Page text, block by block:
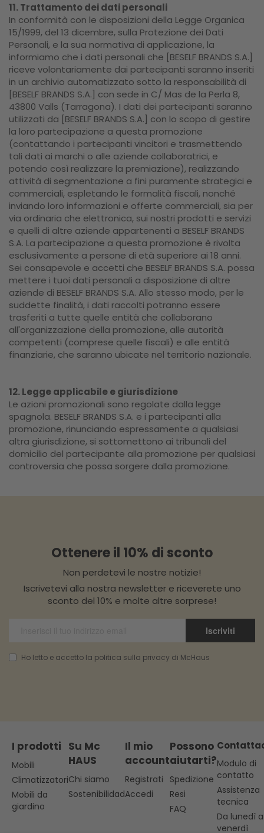
11. Trattamento dei dati personali
In conformità con le disposizioni della Legge Organica
15/1999, del 13 dicembre, sulla Protezione dei Dati
Personali, e la sua normativa di applicazione, la
informiamo che i dati personali che [BESELF BRANDS S.A.]
riceve volontariamente dai partecipanti saranno inseriti
in un archivio automatizzato sotto la responsabilità di
[BESELF BRANDS S.A.] con sede in C/ Mas de la Perla 8,
43800 Valls (Tarragona). I dati dei partecipanti saranno
utilizzati da [BESELF BRANDS S.A.] con lo scopo di gestire
la loro partecipazione a questa promozione
(contattando i partecipanti vincitori e trasmettendo
tali dati ai marchi o alle aziende collaboratrici, e
potendo così realizzare la premiazione), realizzando
attività di segmentazione a fini puramente strategici e
commerciali, espletando le formalità fiscali, nonché
inviando loro informazioni e offerte commerciali, sia per
via ordinaria che elettronica, sui nostri prodotti e servizi
e quelli di altre aziende appartenenti a BESELF BRANDS
S.A. La partecipazione a questa promozione è rivolta
esclusivamente a persone di età superiore ai 18 anni.
Sei consapevole e accetti che BESELF BRANDS S.A. possa
mettere i tuoi dati personali a disposizione di altre
aziende di BESELF BRANDS S.A. Allo stesso modo, per le
suddette finalità, i dati raccolti potranno essere
trasferiti a tutte quelle entità che collaborano
all'organizzazione della promozione, alle autorità
competenti (comprese quelle fiscali) e alle entità
finanziarie, che saranno ubicate nel territorio nazionale.
12. Legge applicabile e giurisdizione
Le azioni promozionali sono regolate dalla legge
spagnola. BESELF BRANDS S.A. e i partecipanti alla
promozione, rinunciando espressamente a qualsiasi
altra giurisdizione, si sottomettono ai tribunali del
domicilio del partecipante alla promozione per qualsiasi
controversia che possa sorgere dalla promozione.
Ottenere il 10% di sconto
Non perdetevi le nostre notizie!
Iscrivetevi alla nostra newsletter e riceverete uno
sconto del 10% e molte altre sorprese!
Iscriviti
Ho letto e accetto la politica sulla privacy di McHaus
I prodotti
Mobili
Climatizzatori
Mobili da
giardino
Su Mc
HAUS
Chi siamo
Sostenibilidad
Il mio
account
Registrati
Accedi
Possono
aiutarti?
Spedizione
Resi
FAQ
Modulo di
contatto
Assistenza
tecnica
Da lunedì a
venerdì